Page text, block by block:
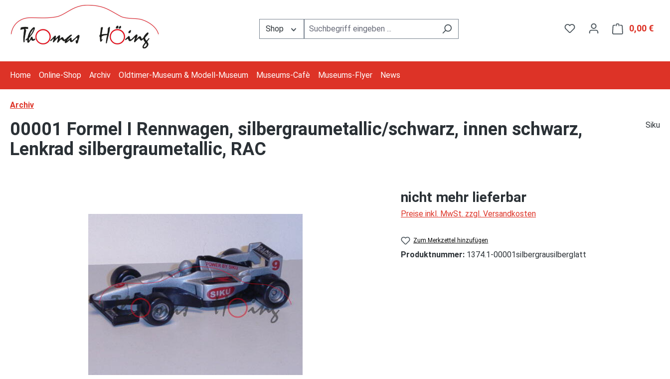
Hauptinhalt springen
Zur Suche springen
Zur Hauptnavigation springen
Shop
0,00 €
Home Online-Shop Archiv Oldtimer-Museum & Modell-Museum Museums-Cafè Museums-Flyer News
Archiv
00001 Formel I Rennwagen, silbergraumetallic/schwarz, innen schwarz,
Lenkrad silbergraumetallic, RAC
Siku
nicht mehr lieferbar
Preise inkl. MwSt. zzgl. Versandkosten
Zum Merkzettel hinzufügen
Produktnummer: 1374.1-00001silbergrausilberglatt